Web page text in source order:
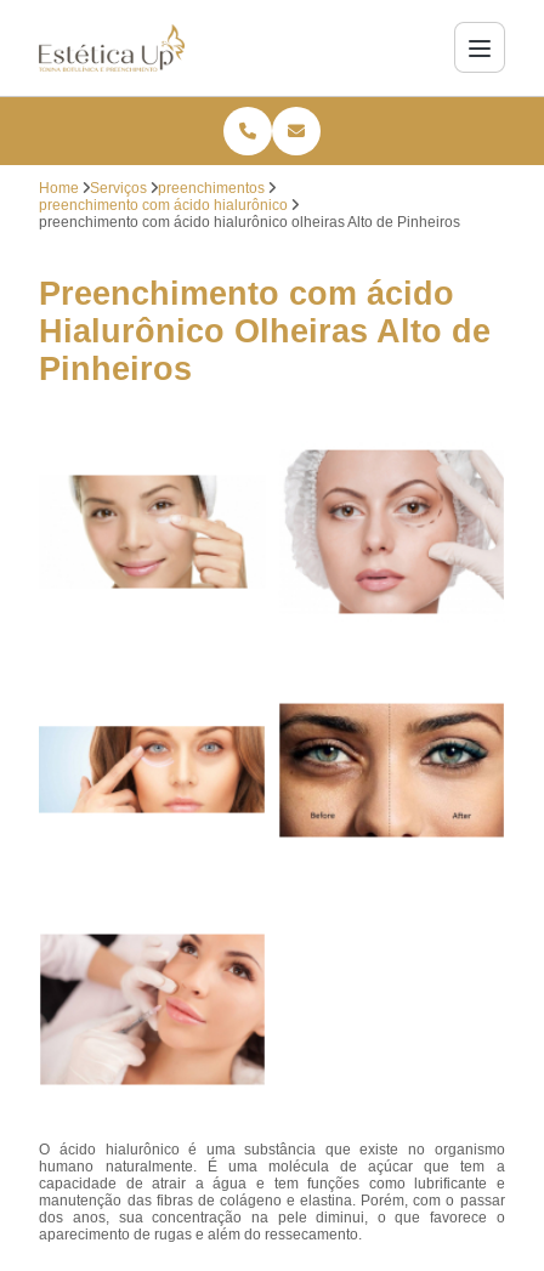
Home Serviços
preenchimentos
preenchimento com ácido hialurônico
preenchimento com ácido hialurônico olheiras Alto de Pinheiros
Preenchimento com ácido
Hialurônico Olheiras Alto de
Pinheiros
O ácido hialurônico é uma substância que existe no organismo
humano naturalmente. É uma molécula de açúcar que tem a
capacidade de atrair a água e tem funções como lubrificante e
manutenção das fibras de colágeno e elastina. Porém, com o passar
dos anos, sua concentração na pele diminui, o que favorece o
aparecimento de rugas e além do ressecamento.